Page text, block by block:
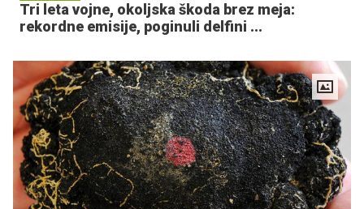
Tri leta vojne, okoljska škoda brez meja:
rekordne emisije, poginuli delfini ...